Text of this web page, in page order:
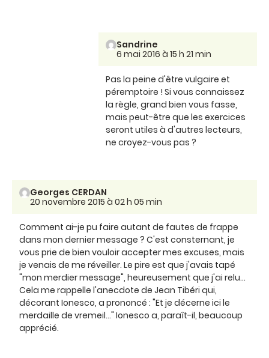
Sandrine
6 mai 2016 à 15 h 21 min
Pas la peine d'être vulgaire et
péremptoire ! Si vous connaissez
la règle, grand bien vous fasse,
mais peut-être que les exercices
seront utiles à d'autres lecteurs,
ne croyez-vous pas ?
Georges CERDAN
20 novembre 2015 à 02 h 05 min
Comment ai-je pu faire autant de fautes de frappe
dans mon dernier message ? C'est consternant, je
vous prie de bien vouloir accepter mes excuses, mais
je venais de me réveiller. Le pire est que j'avais tapé
"mon merdier message", heureusement que j'ai relu...
Cela me rappelle l'anecdote de Jean Tibéri qui,
décorant Ionesco, a prononcé : "Et je décerne ici le
merdaille de vremeil..." Ionesco a, paraît-il, beaucoup
apprécié.